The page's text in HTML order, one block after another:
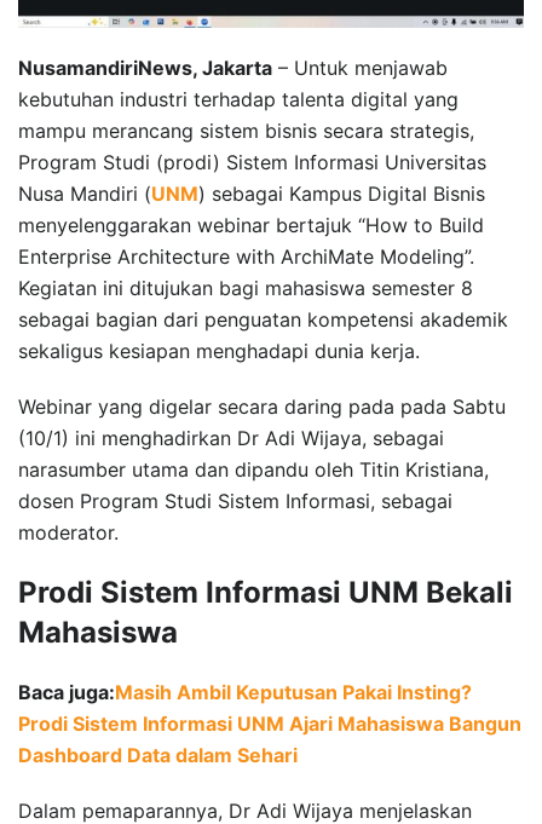
NusamandiriNews, Jakarta – Untuk menjawab
kebutuhan industri terhadap talenta digital yang
mampu merancang sistem bisnis secara strategis,
Program Studi (prodi) Sistem Informasi Universitas
Nusa Mandiri (UNM) sebagai Kampus Digital Bisnis
menyelenggarakan webinar bertajuk “How to Build
Enterprise Architecture with ArchiMate Modeling”.
Kegiatan ini ditujukan bagi mahasiswa semester 8
sebagai bagian dari penguatan kompetensi akademik
sekaligus kesiapan menghadapi dunia kerja.
Webinar yang digelar secara daring pada pada Sabtu
(10/1) ini menghadirkan Dr Adi Wijaya, sebagai
narasumber utama dan dipandu oleh Titin Kristiana,
dosen Program Studi Sistem Informasi, sebagai
moderator.
Prodi Sistem Informasi UNM Bekali
Mahasiswa
Baca juga:Masih Ambil Keputusan Pakai Insting?
Prodi Sistem Informasi UNM Ajari Mahasiswa Bangun
Dashboard Data dalam Sehari
Dalam pemaparannya, Dr Adi Wijaya menjelaskan